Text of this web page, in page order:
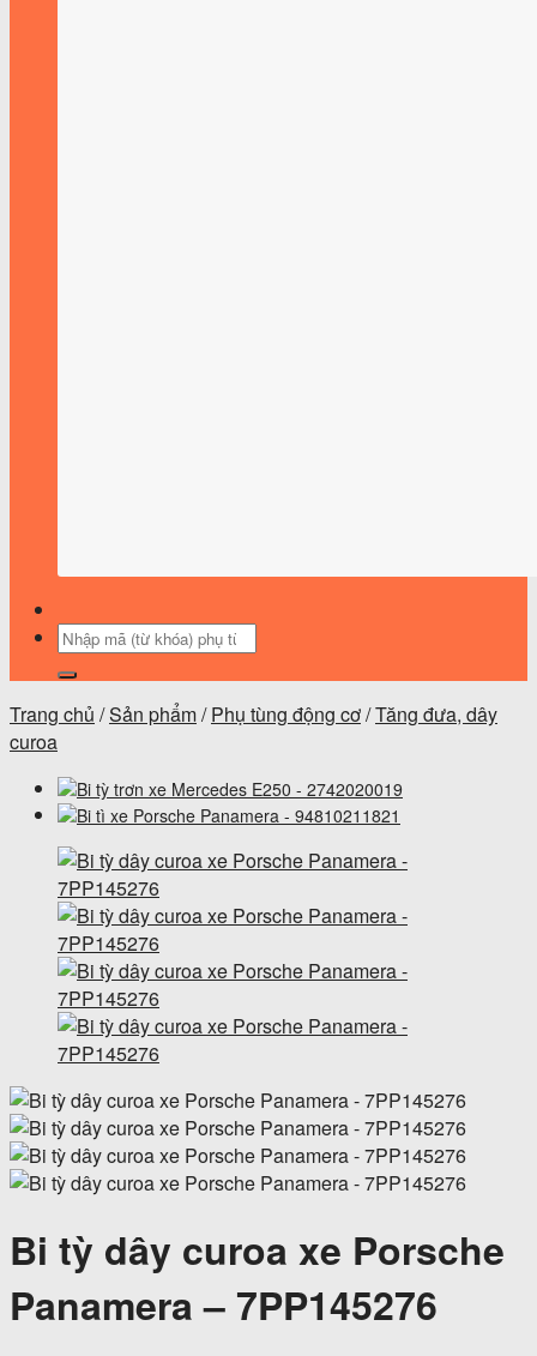
Tìm
Trang chủ /Sản phẩm/ Phụ tùng động cơ/Tăng đưa, dây
curoa
Bi tỳ dây curoa xe Porsche
Panamera – 7PP145276